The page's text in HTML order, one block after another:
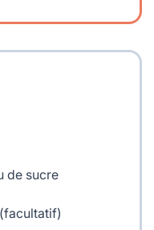
de sucre